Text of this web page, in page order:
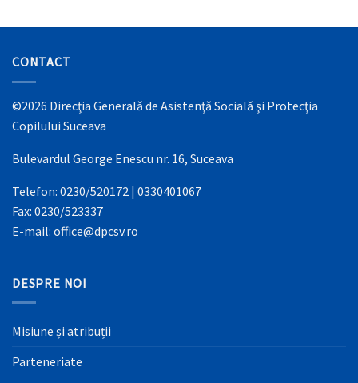
CONTACT
©2026 Direcţia Generală de Asistenţă Socială şi Protecţia
Copilului Suceava
Bulevardul George Enescu nr. 16, Suceava
Telefon: 0230/520172 | 0330401067
Fax: 0230/523337
E-mail: office@dpcsv.ro
DESPRE NOI
Misiune și atribuții
Parteneriate